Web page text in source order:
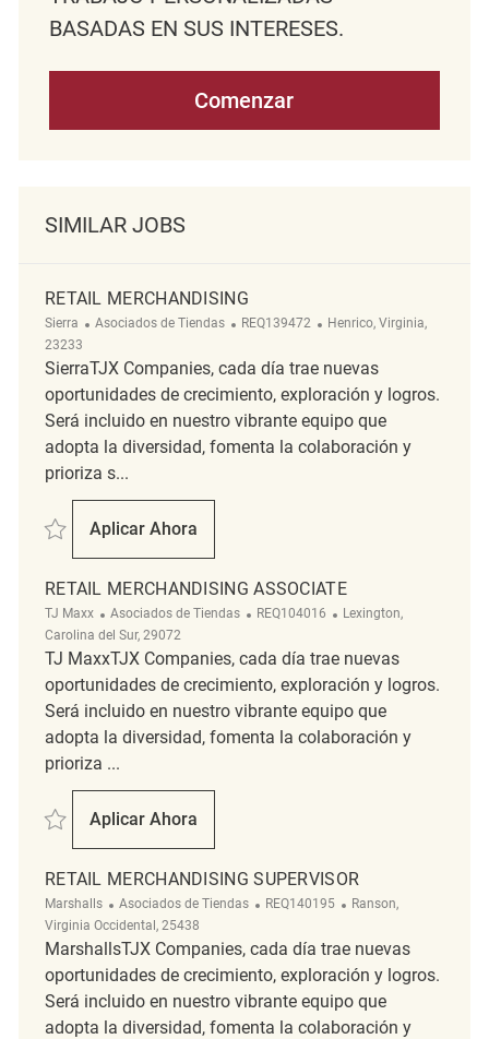
BASADAS EN SUS INTERESES.
Comenzar
SIMILAR JOBS
RETAIL MERCHANDISING
Sierra Categoría
Asociados de Tiendas ReqId
REQ139472 Ubicación
Henrico, Virginia,
23233
SierraTJX Companies, cada día trae nuevas
oportunidades de crecimiento, exploración y logros.
Será incluido en nuestro vibrante equipo que
adopta la diversidad, fomenta la colaboración y
prioriza s...
Salvar Retail Merchandising REQ139472
Aplicar Ahora
Retail Merchandising
RETAIL MERCHANDISING ASSOCIATE
TJ Maxx Categoría
Asociados de Tiendas ReqId
REQ104016 Ubicación
Lexington,
Carolina del Sur, 29072
TJ MaxxTJX Companies, cada día trae nuevas
oportunidades de crecimiento, exploración y logros.
Será incluido en nuestro vibrante equipo que
adopta la diversidad, fomenta la colaboración y
prioriza ...
Salvar Retail Merchandising Associate REQ104016
Aplicar Ahora
Retail Merchandising Associate
RETAIL MERCHANDISING SUPERVISOR
Marshalls Categoría
Asociados de Tiendas ReqId
REQ140195 Ubicación
Ranson,
Virginia Occidental, 25438
MarshallsTJX Companies, cada día trae nuevas
oportunidades de crecimiento, exploración y logros.
Será incluido en nuestro vibrante equipo que
adopta la diversidad, fomenta la colaboración y